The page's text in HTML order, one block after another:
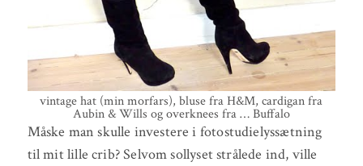
vintage hat (min morfars), bluse fra H&M, cardigan fra
Aubin & Wills og overknees fra … Buffalo
Måske man skulle investere i fotostudielyssætning
til mit lille crib? Selvom sollyset strålede ind, ville